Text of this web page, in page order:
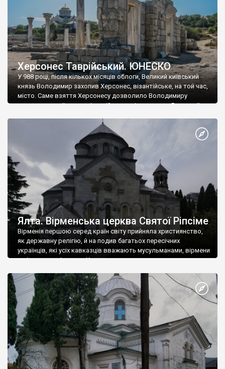
Херсонес Таврійський. ЮНЕСКО
У 988 році, після кількох місяців облоги, Великий київський
князь Володимир захопив Херсонес, візантійське, на той час,
місто. Саме взяття Херсонесу дозволило Володимиру
диктувати свої умови візантійському імператору Василю ІІ, та
Херсонесі Володимир-язичник, став Василем-християнином.
А потім було Хрещення Русі. На честь Херсонесу Таврійського
Ялта. Вірменська церква Святої Ріпсіме
Вірменія першою серед країн світу прийняла християнство,
як державну релігію, й на подив багатьох пересічних
українців, які усіх кавказців вважають мусульманами, вірмени
є відданими вірянами Христа